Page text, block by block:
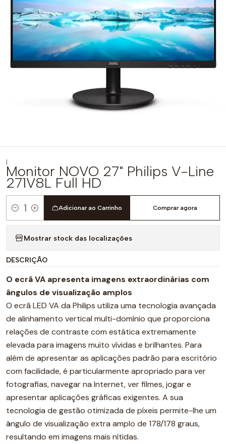
|
Monitor NOVO 27" Philips V-Line
271V8L Full HD
Quantidade
Adicionar ao Carrinho Comprar agora
Mostrar stock das localizações
DESCRIÇÃO
O ecrã VA apresenta imagens extraordinárias com
ângulos de visualização amplos
O ecrã LED VA da Philips utiliza uma tecnologia avançada
de alinhamento vertical multi-domínio que proporciona
relações de contraste com estática extremamente
elevada para imagens muito vívidas e brilhantes. Para
além de apresentar as aplicações padrão para escritório
com facilidade, é particularmente apropriado para ver
fotografias, navegar na Internet, ver filmes, jogar e
apresentar aplicações gráficas exigentes. A sua
tecnologia de gestão otimizada de píxeis permite-lhe um
ângulo de visualização extra amplo de 178/178 graus,
resultando em imagens mais nítidas.